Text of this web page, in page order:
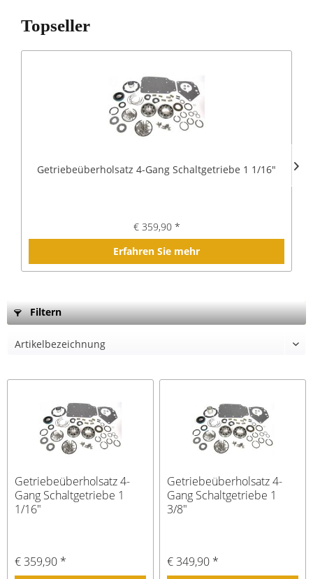
Topseller
Getriebeüberholsatz 4-Gang Schaltgetriebe 1 1/16"
€ 359,90 *
Erfahren Sie mehr
Filtern
Getriebeüberholsatz 4-
Gang Schaltgetriebe 1
1/16"
€ 359,90 *
Getriebeüberholsatz 4-
Gang Schaltgetriebe 1
3/8"
€ 349,90 *